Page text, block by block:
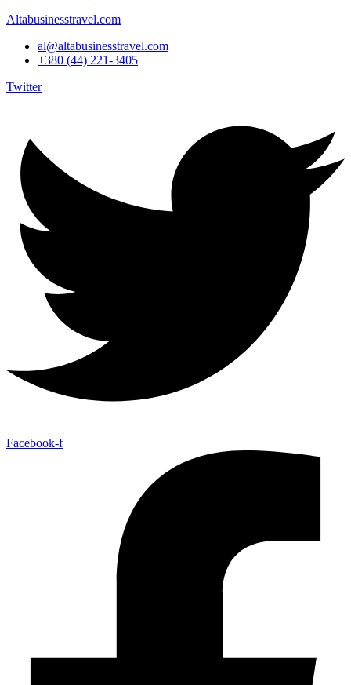
Altabusinesstravel.com
al@altabusinesstravel.com
+380 (44) 221-3405
Twitter
Facebook-f